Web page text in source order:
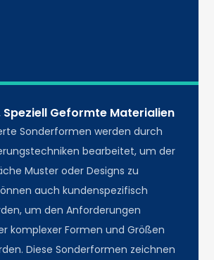
Geformte Materialien
Sonderformen werden durch
bearbeitet, um der
Muster oder Designs zu
auch kundenspezifisch
um den Anforderungen
komplexer Formen und Größen
Diese Sonderformen zeichnen